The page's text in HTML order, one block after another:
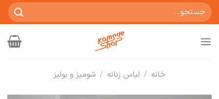
جستجو
برای:
خانه / لباس زنانه / شومیز و بولیز